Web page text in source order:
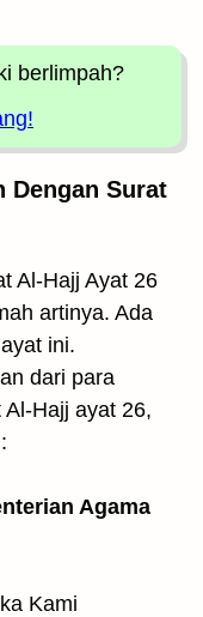
berlimpah?
Dengan Surat
Al-Hajj Ayat 26
artinya. Ada
ini.
dari para
Hajj ayat 26,
Agama
Kami